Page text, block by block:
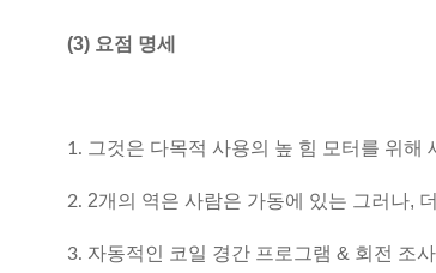
(3) 요점 명세
1. 그것은 다목적 사용의 높 힘 모터를 위해
2. 2개의 역은 사람은 가동에 있는 그러나,
3. 자동적인 코일 경간 프로그램 & 회전 조